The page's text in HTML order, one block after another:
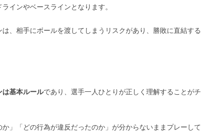
インやベースラインとなります。
、相手にボールを渡してしまうリスクがあり、勝敗に直結する
は基本ルールであり、選手一人ひとりが正しく理解することがチ
」「どの行為が違反だったのか」が分からないままプレーして